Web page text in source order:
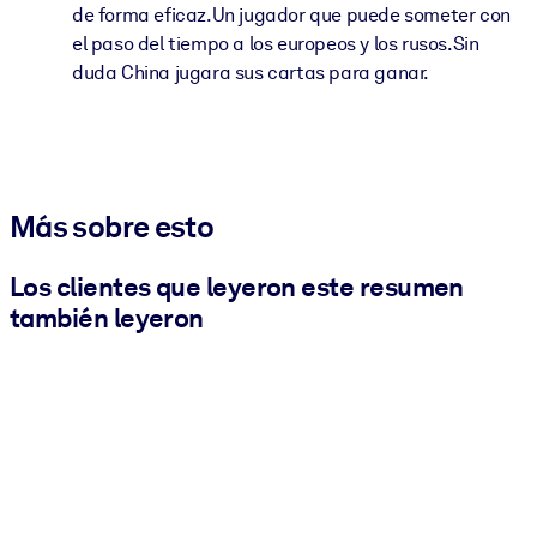
de forma eficaz.Un jugador que puede someter con
el paso del tiempo a los europeos y los rusos.Sin
duda China jugara sus cartas para ganar.
Más sobre esto
Los clientes que leyeron este resumen
también leyeron